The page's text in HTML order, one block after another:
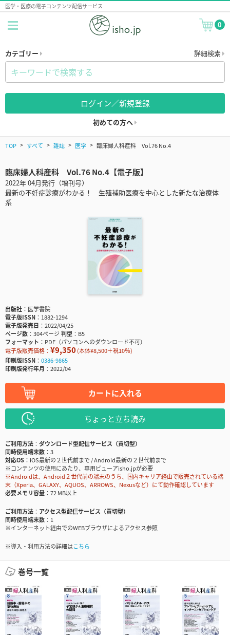
医学・医療の電子コンテンツ配信サービス
0
カテゴリー 詳細検索
ログイン／新規登録
初めての方へ
TOP すべて 雑誌 医学 臨床婦人科産科 Vol.76 No.4
臨床婦人科産科 Vol.76 No.4【電子版】
2022年 04月発行（増刊号）
最新の不妊症診療がわかる！ 生殖補助医療を中心とした新たな治療体
系
出版社
医学書院
電子版ISSN
1882-1294
電子版発売日
2022/04/25
ページ数
304ページ判型
B5
フォーマット
PDF（パソコンへのダウンロード不可）
電子版販売価格： ¥9,350(本体¥8,500＋税10％)
印刷版ISSN
0386-9865
印刷版発行年月
2022/04
カートに入れる
ちょっと立ち読み
ご利用方法
ダウンロード型配信サービス（買切型）
同時使用端末数
3
対応OS
iOS最新の２世代前まで / Android最新の２世代前まで
※コンテンツの使用にあたり、専用ビューアisho.jpが必要
※Androidは、Android２世代前の端末のうち、国内キャリア経由で販売されている端
末（Xperia、GALAXY、AQUOS、ARROWS、Nexusなど）にて動作確認しています
必要メモリ容量
72 MB以上
ご利用方法
アクセス型配信サービス（買切型）
同時使用端末数
1
※インターネット経由でのWEBブラウザによるアクセス参照
※導入・利用方法の詳細はこちら
巻号一覧